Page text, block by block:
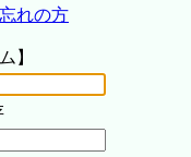
れの方
】